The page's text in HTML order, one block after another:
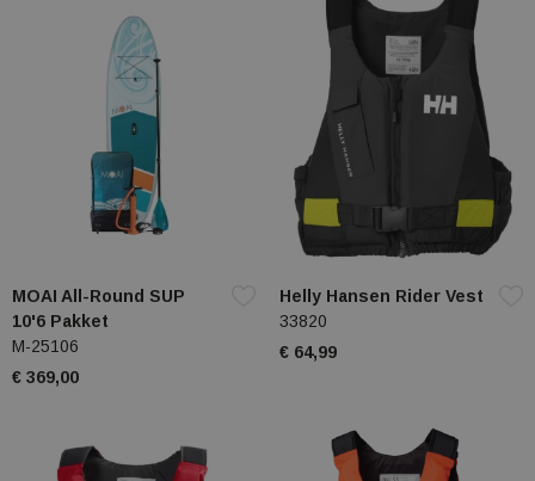
MOAI All-Round SUP
10'6 Pakket
M-25106
€ 369,00
Helly Hansen Rider Vest
33820
€ 64,99